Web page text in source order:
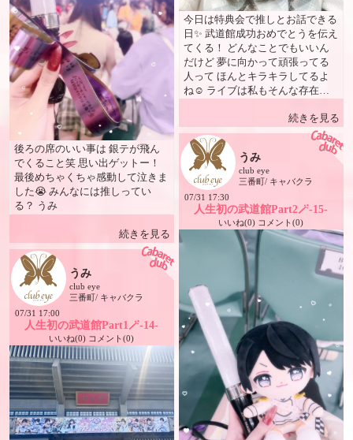
います。 🥂 宴会・同伴のご案内
団体様のご予約も増えています✨
🍻 宴会への女の子無料派遣も実
施中！ 宴会後はそのままクラブ
アイ＆CatsへGO🎶 女の子2〜3人
とのハーレム同伴も大歓迎😊 お
食事処のご紹介や各種コースのご
広い年代が活躍中✨ 20代・30
代・40代が在籍♪ 平日は約15名、
週末は20名以上が出勤しています
✨ 20年以上在籍している女の子か
ら新人さんまで〜 「楽しかっ
た〜😆」と笑顔で帰っていただけ
るお店を目指しています✨ ✨ 「五
十嵐ゆき、80歳まで現役で！」を
合言葉に✨ 気づかいのできる、人
として愛されるステキな女性を目
指し、共に学び、共に成長してい
けるお店を日々つくり続けます😊
🍽 食事処アカウント
Instagram【@club_eye_foods1】
では、街中やおすすめの飲食店を
どんどん紹介中✨ ぜひフォロー
してください😊 🍻 クラブアイ＆
Cats システム 飲み放題コース
（60分） 7,700円 キープコース
（90分） 7,700円 （各種ボトル
あり） 延長30分 3,300円 ✨指名料
無料 ✨シングルチャージ無料 ✨
今日は特典会で推しとお話できる
日✨ 武道館成功おめでとうを伝え
てくる！ どんなことでもいいん
だけど 夢に向かって頑張ってる
人って ほんとキラキラしてるよ
ね☺️ ライブは私もそんな存在に
続きを見る
後ろの席のいい事は 銀テが飛ん
でくること笑 思い出ゲットー！
最後めちゃくちゃ感動して泣きま
した😭 みんなには推しってい
る？ うみ
続きを見る
うみ
club eye
三番町/ キャバクラ
07/31 17:30
人生初の武道館Part2🪄-15-
いいね(0) コメント(0)
うみ
club eye
三番町/ キャバクラ
07/31 17:00
人生初の武道館Part1🪄-14-
いいね(0) コメント(0)